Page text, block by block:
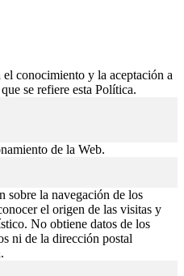
conocimiento y la aceptación a
se refiere esta Política.
de la Web.
sobre la navegación de los
el origen de las visitas y
No obtiene datos de los
ni de la dirección postal